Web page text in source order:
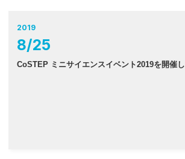
2019
8/25
CoSTEP ミニサイエンスイベント2019を開催